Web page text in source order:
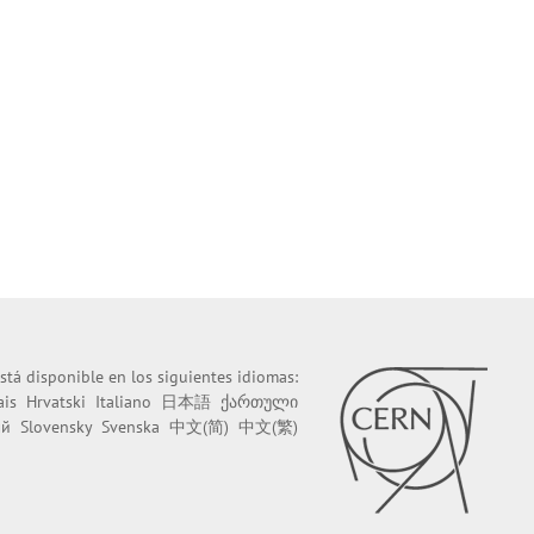
disponible en los siguientes idiomas:
Hrvatski Italiano 日本語 ქართული
Slovensky Svenska 中文(简) 中文(繁)